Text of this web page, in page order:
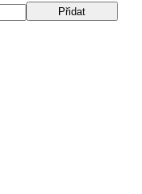
Přidat